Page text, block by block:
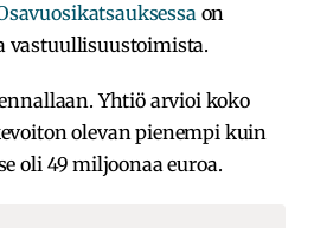
on
vastuullisuustoimista.
Yhtiö arvioi koko
olevan pienempi kuin
oli 49 miljoonaa euroa.